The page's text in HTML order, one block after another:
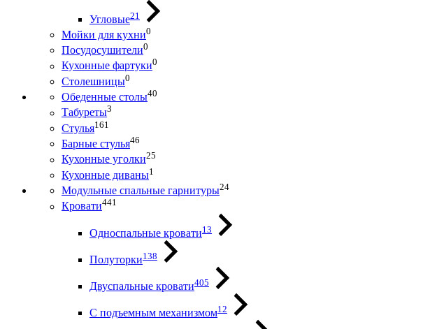
Угловые21
Мойки для кухни0
Посудосушители0
Кухонные фартуки0
Столешницы0
Обеденные столы40
Табуреты3
Стулья161
Барные стулья46
Кухонные уголки25
Кухонные диваны1
Модульные спальные гарнитуры24
Кровати441
Односпальные кровати13
Полуторки138
Двуспальные кровати405
С подъемным механизмом12